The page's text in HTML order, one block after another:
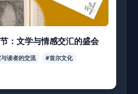
：文学与情感交汇的盛会
读者的交流 #首尔文化